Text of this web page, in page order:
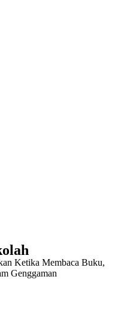
Ketika Membaca Buku,
Genggaman